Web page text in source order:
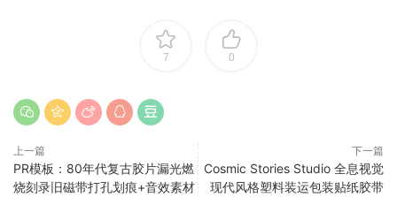
7 0
上一篇
PR模板：80年代复古胶片漏光燃
烧刻录旧磁带打孔划痕+音效素材
下一篇
Cosmic Stories Studio 全息视觉
现代风格塑料装运包装贴纸胶带